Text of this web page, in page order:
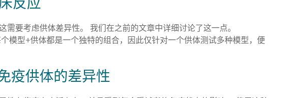
要考虑供体差异性。 我们在之前的文章中详细讨论了这一点。
模型+供体都是一个独特的组合，因此仅针对一个供体测试多种模型，便
疫供体的差异性